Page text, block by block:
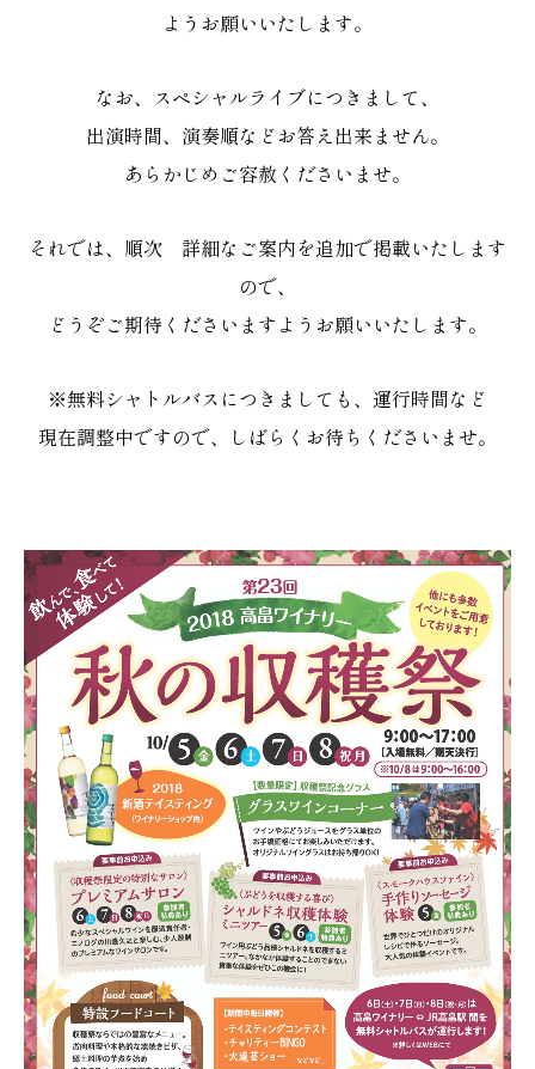
ようお願いいたします。
なお、スペシャルライブにつきまして、
出演時間、演奏順などお答え出来ません。
あらかじめご容赦くださいませ。
それでは、順次 詳細なご案内を追加で掲載いたします
ので、
どうぞご期待くださいますようお願いいたします。
※無料シャトルバスにつきましても、運行時間など
現在調整中ですので、しばらくお待ちくださいませ。